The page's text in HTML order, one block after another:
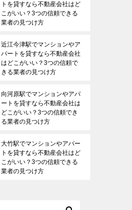
トを貸すなら不動産会社はど
こがいい？3つの信頼できる
業者の見つけ方
近江今津駅でマンションやア
パートを貸すなら不動産会社
はどこがいい？3つの信頼で
きる業者の見つけ方
向河原駅でマンションやアパ
ートを貸すなら不動産会社は
どこがいい？3つの信頼でき
る業者の見つけ方
大竹駅でマンションやアパー
トを貸すなら不動産会社はど
こがいい？3つの信頼できる
業者の見つけ方